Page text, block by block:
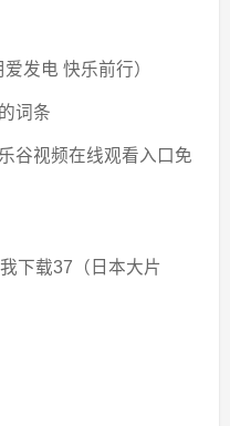
发电 快乐前行）
词条
谷视频在线观看入口免
下载37（日本大片